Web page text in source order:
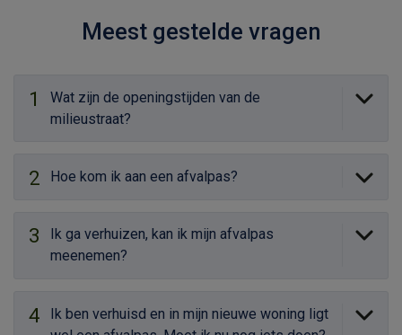
Meest gestelde vragen
1
Wat zijn de openingstijden van de
milieustraat?
2 Hoe kom ik aan een afvalpas?
3
Ik ga verhuizen, kan ik mijn afvalpas
meenemen?
4
Ik ben verhuisd en in mijn nieuwe woning ligt